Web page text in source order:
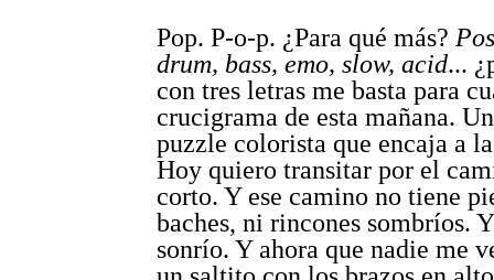
Pop. P-o-p. ¿Para qué más?
drum, bass, emo, slow, acid...
con tres letras me basta para
crucigrama de esta mañana.
puzzle colorista que encaja a
Hoy quiero transitar por el
corto. Y ese camino no tiene
baches, ni rincones sombríos.
sonrío. Y ahora que nadie me